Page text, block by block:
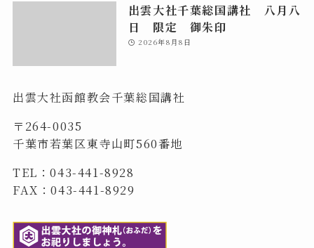
出雲大社千葉総国講社 八月八
日 限定 御朱印
2026年8月8日
出雲大社函館教会千葉総国講社
〒264-0035
千葉市若葉区東寺山町560番地
TEL：043-441-8928
FAX：043-441-8929